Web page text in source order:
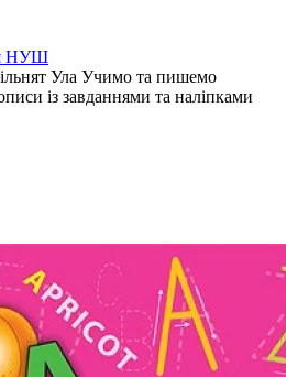
НУШ
Ула Учимо та пишемо
із завданнями та наліпками